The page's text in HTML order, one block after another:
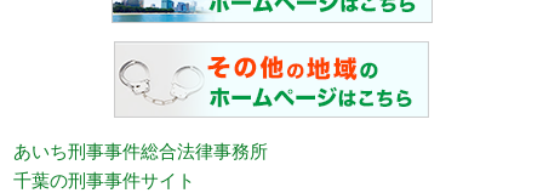
あいち刑事事件総合法律事務所
千葉の刑事事件サイト